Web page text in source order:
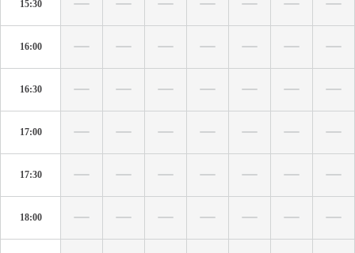
15:30
16:00
16:30
17:00
17:30
18:00